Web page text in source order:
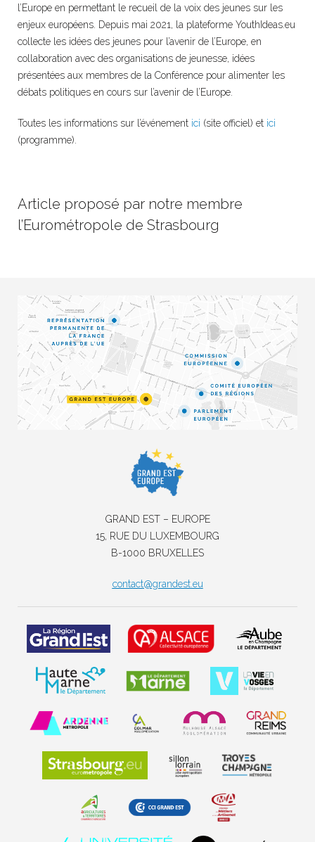
l’Europe en permettant le recueil de la voix des jeunes sur les
enjeux européens. Depuis mai 2021, la plateforme YouthIdeas.eu
collecte les idées des jeunes pour l’avenir de l’Europe, en
collaboration avec des organisations de jeunesse, idées
présentées aux membres de la Conférence pour alimenter les
débats politiques en cours sur l’avenir de l’Europe.
Toutes les informations sur l’événement ici (site officiel) et ici
(programme).
Article proposé par notre membre
l’Eurométropole de Strasbourg
GRAND EST – EUROPE
15, RUE DU LUXEMBOURG
B-1000 BRUXELLES
contact@grandest.eu